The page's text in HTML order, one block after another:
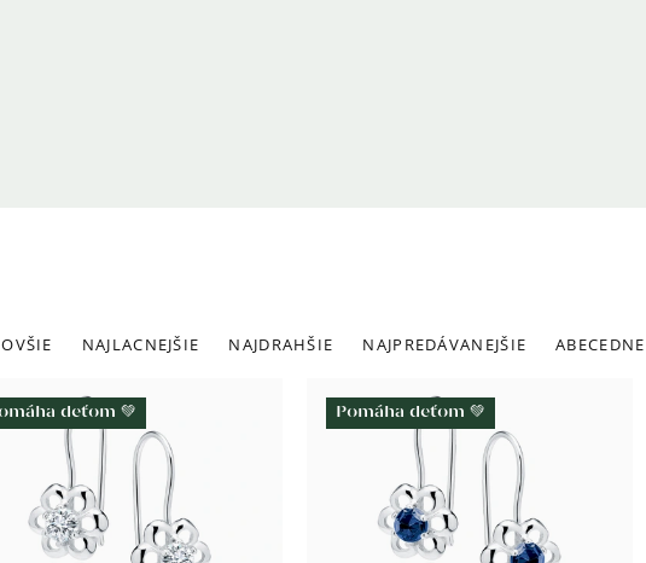
NAJLACNEJŠIE NAJDRAHŠIE NAJPREDÁVANEJŠIE ABECEDNE
deťom 💚 Pomáha deťom 💚